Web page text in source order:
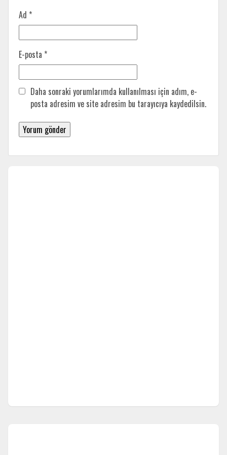
Ad *
E-posta *
Daha sonraki yorumlarımda kullanılması için adım, e-
posta adresim ve site adresim bu tarayıcıya kaydedilsin.